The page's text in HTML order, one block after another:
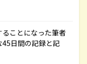
ことになった筆者
日間の記録と記